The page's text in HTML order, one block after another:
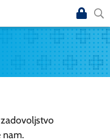
nam.